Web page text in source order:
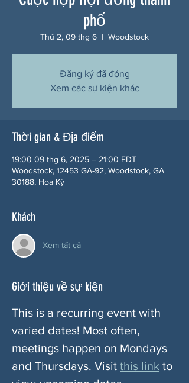
phố
Thứ 2, 09 thg 6
  |
Woodstock
Đăng ký đã đóng
Xem các sự kiện khác
Thời gian & Địa điểm
19:00 09 thg 6, 2025 – 21:00 EDT
Woodstock, 12453 GA-92, Woodstock, GA
30188, Hoa Kỳ
Khách
Xem tất cả
Giới thiệu về sự kiện
This is a recurring event with
varied dates! Most often,
meetings happen on Mondays
and Thursdays. Visit this link to